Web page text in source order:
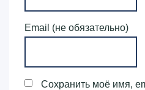
Email (не обязательно)
Сохранить моё имя,